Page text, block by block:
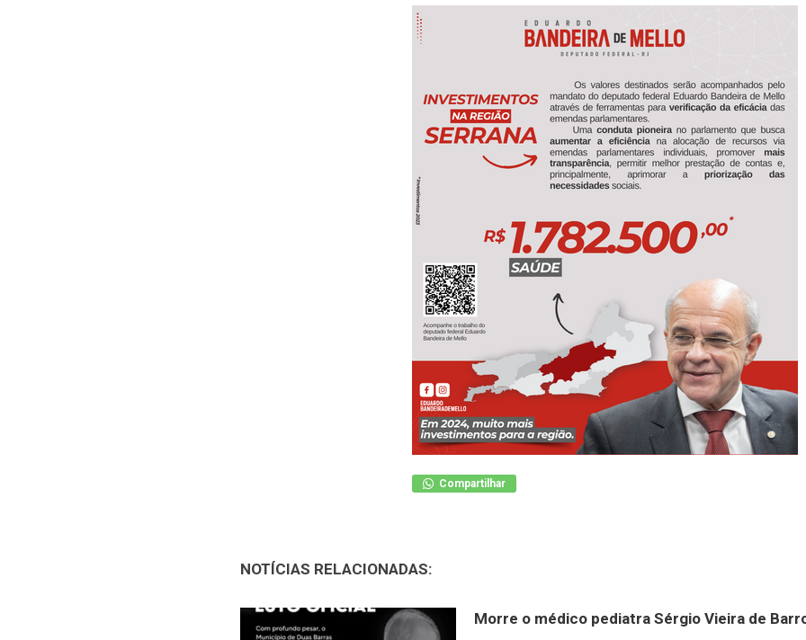
Compartilhar
NOTÍCIAS RELACIONADAS:
Morre o médico pediatra Sérgio Vieira de